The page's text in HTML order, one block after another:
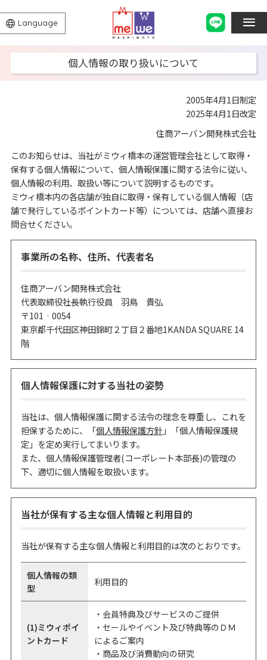
Language
個人情報の取り扱いについて
2005年4月1日制定
2025年4月1日改定
住商アーバン開発株式会社
このお知らせは、当社がミウィ橋本の運営管理会社として取得・
保有する個人情報について、個人情報保護に関する法令に従い、
個人情報の利用、取扱い等について説明するものです。
ミウィ橋本内の各店舗が独自に取得・保有している個人情報（店
舗で発行しているポイントカード等）については、店舗へ直接お
問合せください。
事業所の名称、住所、代表者名
住商アーバン開発株式会社
代表取締役社長執行役員 羽鳥 貴弘
〒101‐0054
東京都千代田区神田錦町２丁目２番地1KANDA SQUARE 14
階
個人情報保護に対する当社の姿勢
当社は、個人情報保護に関する法令の理念を尊重し、これを
担保するために、「個人情報保護方針 」「個人情報保護規
定」を定め実行してまいります。
また、個人情報保護管理者(コーポレート本部長)の管理の
下、適切に個人情報を取扱います。
当社が保有する主な個人情報と利用目的
当社が保有する主な個人情報と利用目的は次のとおりです。
個人情報の類
型
利用目的
(1)ミウィポイ
ントカード
・会員特典及びサービスのご提供
・セールやイベント及び特典等のＤＭ
によるご案内
・商品及び消費動向の研究